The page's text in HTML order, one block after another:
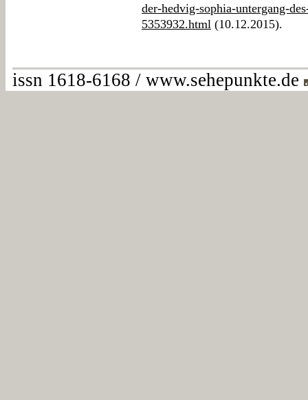
der-hedvig-sophia-untergang-
5353932.html (10.12.2015).
issn 1618-6168 / www.sehepunkte.de